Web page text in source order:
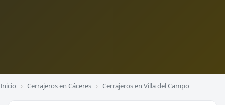
Inicio › Cerrajeros en Cáceres › Cerrajeros en Villa del Campo